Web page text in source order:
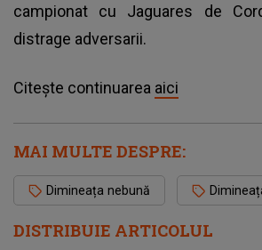
DISTRIBUIE ARTICOLUL
campionat cu Jaguares de
distrage adversarii.
Citește continuarea aici
MAI MULTE DESPRE:
Dimineața nebună